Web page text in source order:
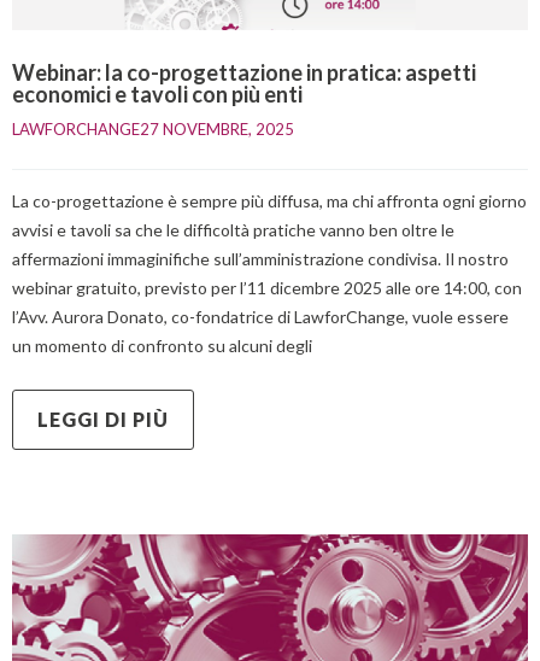
Webinar: la co-progettazione in pratica: aspetti
economici e tavoli con più enti
LAWFORCHANGE27 NOVEMBRE, 2025
La co-progettazione è sempre più diffusa, ma chi affronta ogni giorno
avvisi e tavoli sa che le difficoltà pratiche vanno ben oltre le
affermazioni immaginifiche sull’amministrazione condivisa. Il nostro
webinar gratuito, previsto per l’11 dicembre 2025 alle ore 14:00, con
l’Avv. Aurora Donato, co-fondatrice di LawforChange, vuole essere
un momento di confronto su alcuni degli
LEGGI DI PIÙ